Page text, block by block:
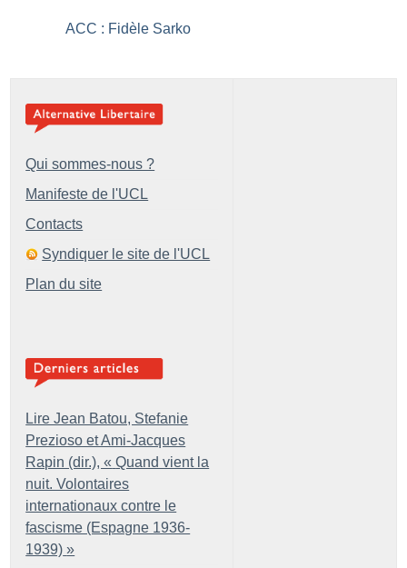
ACC : Fidèle Sarko
Qui sommes-nous ?
Manifeste de l'UCL
Contacts
Syndiquer le site de l'UCL
Plan du site
Lire Jean Batou, Stefanie
Prezioso et Ami-Jacques
Rapin (dir.), « Quand vient la
nuit. Volontaires
internationaux contre le
fascisme (Espagne 1936-
1939) »